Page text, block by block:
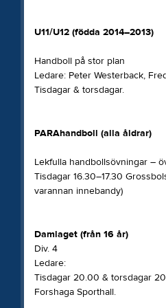
U11/U12 (födda 2014–2013)
Handboll på stor plan
Ledare: Peter Westerback,
Tisdagar & torsdagar.
PARAhandboll (alla åldrar)
Lekfulla handbollsövningar –
Tisdagar 16.30–17.30
varannan innebandy)
Damlaget (från 16 år)
Div. 4
Ledare:
Tisdagar 20.00 & torsdagar
Forshaga Sporthall.